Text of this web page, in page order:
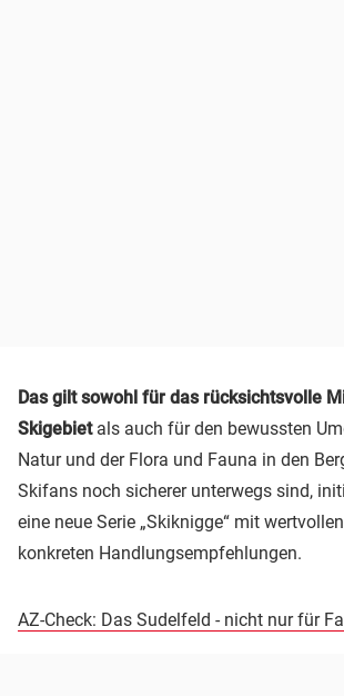
Das gilt sowohl für das rücksichtsvolle
Skigebietals auch für den bewussten
Natur und der Flora und Fauna in den
Skifans noch sicherer unterwegs sind,
eine neue Serie „Skiknigge“ mit
konkreten Handlungsempfehlungen.
AZ-Check: Das Sudelfeld - nicht nur für